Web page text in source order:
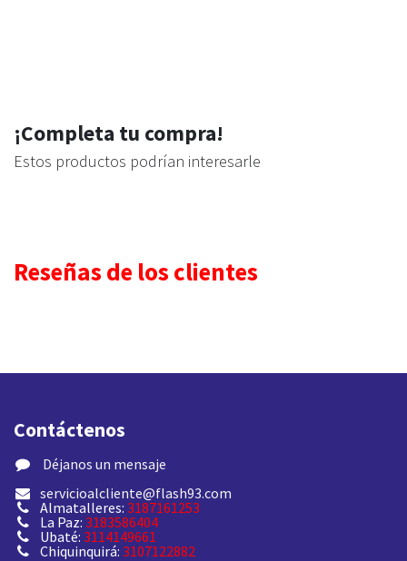
¡Completa tu compra!
Estos productos podrían interesarle
Reseñas de los clientes
Contáctenos
​ Déjanos un mensaje
servicioalcliente@flash93.com
Almatalleres: 3187161253
La Paz: 3183586404
Ubaté: 3114149661
Chiquinquirá: 3107122882